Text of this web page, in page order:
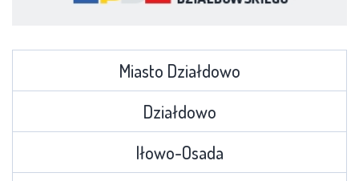
Miasto Działdowo
Działdowo
Iłowo-Osada